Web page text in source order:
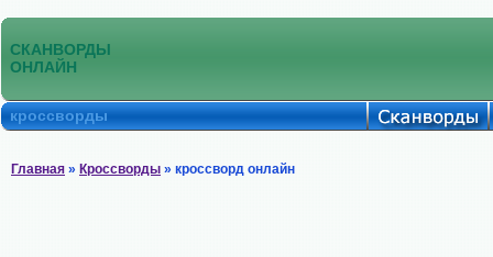
СКАНВОРДЫ
ОНЛАЙН
кроссворды
Главная » Кроссворды » кроссворд онлайн